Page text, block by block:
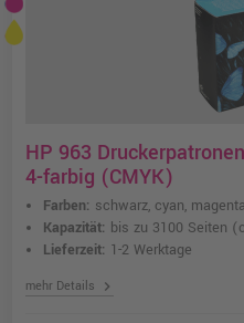
HP 963
4-farbig (CMYK)
Farben: schwarz, cyan,
Kapazität: bis zu 3100 Seiten
Lieferzeit: 1-2 Werktage
mehr Details chevron_right